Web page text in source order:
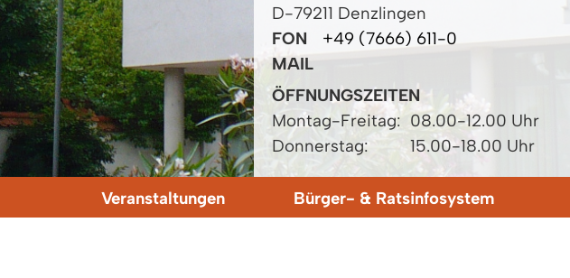
D-79211 Denzlingen
FON
+49 (7666) 611-0
MAIL
ÖFFNUNGSZEITEN
Montag-Freitag: 08.00-12.00 Uhr
Donnerstag:
15.00-18.00 Uhr
Veranstaltungen Bürger- & Ratsinfosystem